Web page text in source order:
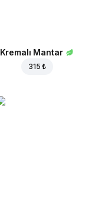
Kremalı Mantar
315 ₺